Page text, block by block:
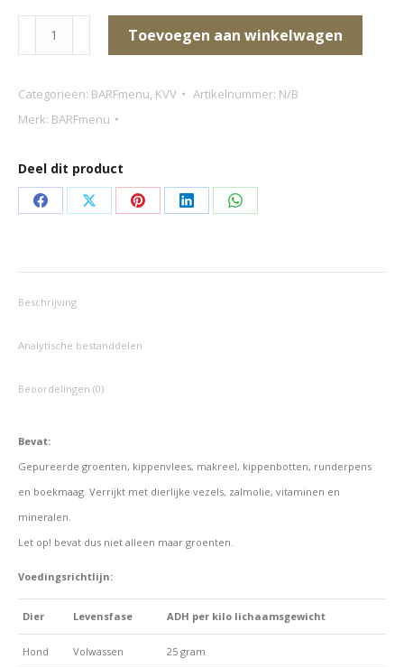
–
aantal
Toevoegen aan winkelwagen
Categorieën: BARFmenu, KVV Artikelnummer: N/B
Merk: BARFmenu
Deel dit product
Deel
Facebook
Deel
X
Deel
Pinterest
Deel
LinkedIn
Deel
WhatsApp
Beschrijving
Analytische bestanddelen
Beoordelingen (0)
Bevat:
Gepureerde groenten, kippenvlees, makreel, kippenbotten, runderpens
en boekmaag. Verrijkt met dierlijke vezels, zalmolie, vitaminen en
mineralen.
Let op! bevat dus niet alleen maar groenten.
Voedingsrichtlijn:
Dier Levensfase ADH per kilo lichaamsgewicht
Hond Volwassen 25 gram